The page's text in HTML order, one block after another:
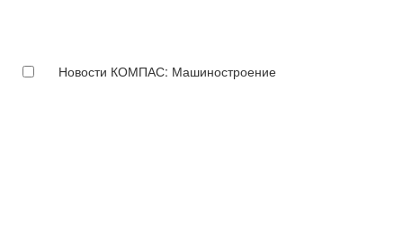
Новости КОМПАС: Машиностроение